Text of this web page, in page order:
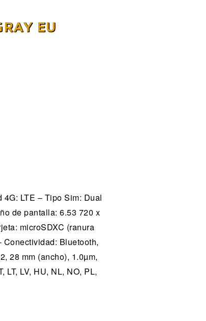
EU
LTE – Tipo Sim: Dual
de pantalla: 6.53 720 x
microSDXC (ranura
Conectividad: Bluetooth,
28 mm (ancho), 1.0µm,
LV, HU, NL, NO, PL,